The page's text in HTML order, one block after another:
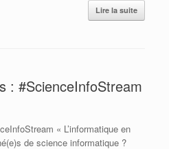
Lire la suite
: #ScienceInfoStream
« L’informatique en
de science informatique ?